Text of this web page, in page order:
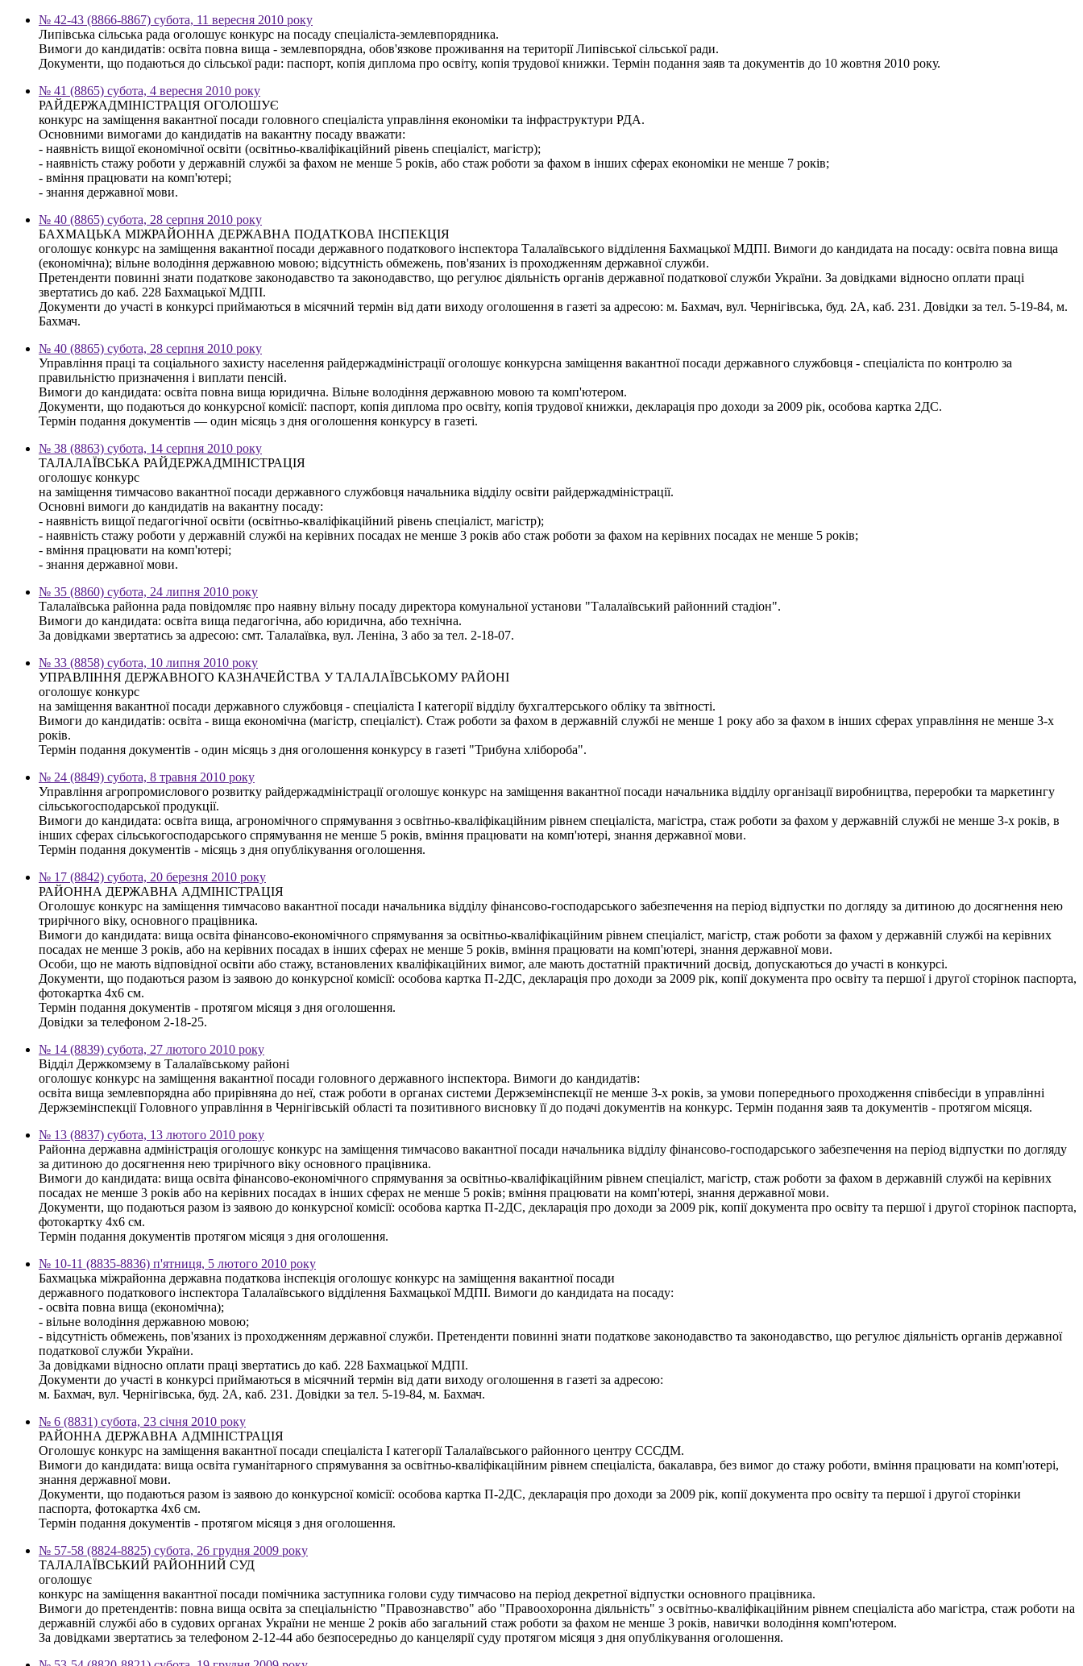
№ 42-43 (8866-8867) субота, 11 вересня 2010 року
Липівська сільська рада оголошує конкурс на посаду спеціаліста-землевпорядника.
Вимоги до кандидатів: освіта повна вища - землевпорядна, обов'язкове проживання на території Липівської сільської ради.
Документи, що подаються до сільської ради: паспорт, копія диплома про освіту, копія трудової книжки. Термін подання заяв та документів до 10 жовтня 2010 року.
№ 41 (8865) субота, 4 вересня 2010 року
РАЙДЕРЖАДМІНІСТРАЦІЯ ОГОЛОШУЄ
конкурс на заміщення вакантної посади головного спеціаліста управління економіки та інфраструктури РДА.
Основними вимогами до кандидатів на вакантну посаду вважати:
- наявність вищої економічної освіти (освітньо-кваліфікаційний рівень спеціаліст, магістр);
- наявність стажу роботи у державній службі за фахом не менше 5 років, або стаж роботи за фахом в інших сферах економіки не менше 7 років;
- вміння працювати на комп'ютері;
- знання державної мови.
№ 40 (8865) субота, 28 серпня 2010 року
БАХМАЦЬКА МІЖРАЙОННА ДЕРЖАВНА ПОДАТКОВА ІНСПЕКЦІЯ
оголошує конкурс на заміщення вакантної посади державного податкового інспектора Талалаївського відділення Бахмацької МДПІ. Вимоги до кандидата на посаду: освіта повна вища
(економічна); вільне володіння державною мовою; відсутність обмежень, пов'язаних із проходженням державної служби.
Претенденти повинні знати податкове законодавство та законодавство, що регулює діяльність органів державної податкової служби України. За довідками відносно оплати праці
звертатись до каб. 228 Бахмацької МДПІ.
Документи до участі в конкурсі приймаються в місячний термін від дати виходу оголошення в газеті за адресою: м. Бахмач, вул. Чернігівська, буд. 2А, каб. 231. Довідки за тел. 5-19-84, м.
Бахмач.
№ 40 (8865) субота, 28 серпня 2010 року
Управління праці та соціального захисту населення райдержадміністрації оголошує конкурсна заміщення вакантної посади державного службовця - спеціаліста по контролю за
правильністю призначення і виплати пенсій.
Вимоги до кандидата: освіта повна вища юридична. Вільне володіння державною мовою та комп'ютером.
Документи, що подаються до конкурсної комісії: паспорт, копія диплома про освіту, копія трудової книжки, декларація про доходи за 2009 рік, особова картка 2ДС.
Термін подання документів — один місяць з дня оголошення конкурсу в газеті.
№ 38 (8863) субота, 14 серпня 2010 року
ТАЛАЛАЇВСЬКА РАЙДЕРЖАДМІНІСТРАЦІЯ
оголошує конкурс
на заміщення тимчасово вакантної посади державного службовця начальника відділу освіти райдержадміністрації.
Основні вимоги до кандидатів на вакантну посаду:
- наявність вищої педагогічної освіти (освітньо-кваліфікаційний рівень спеціаліст, магістр);
- наявність стажу роботи у державній службі на керівних посадах не менше 3 років або стаж роботи за фахом на керівних посадах не менше 5 років;
- вміння працювати на комп'ютері;
- знання державної мови.
№ 35 (8860) субота, 24 липня 2010 року
Талалаївська районна рада повідомляє про наявну вільну посаду директора комунальної установи "Талалаївський районний стадіон".
Вимоги до кандидата: освіта вища педагогічна, або юридична, або технічна.
За довідками звертатись за адресою: смт. Талалаївка, вул. Леніна, 3 або за тел. 2-18-07.
№ 33 (8858) субота, 10 липня 2010 року
УПРАВЛІННЯ ДЕРЖАВНОГО КАЗНАЧЕЙСТВА У ТАЛАЛАЇВСЬКОМУ РАЙОНІ
оголошує конкурс
на заміщення вакантної посади державного службовця - спеціаліста І категорії відділу бухгалтерського обліку та звітності.
Вимоги до кандидатів: освіта - вища економічна (магістр, спеціаліст). Стаж роботи за фахом в державній службі не менше 1 року або за фахом в інших сферах управління не менше 3-х
років.
Термін подання документів - один місяць з дня оголошення конкурсу в газеті "Трибуна хлібороба".
№ 24 (8849) субота, 8 травня 2010 року
Управління агропромислового розвитку райдержадміністрації оголошує конкурс на заміщення вакантної посади начальника відділу організації виробництва, переробки та маркетингу
сільськогосподарської продукції.
Вимоги до кандидата: освіта вища, агрономічного спрямування з освітньо-кваліфікаційним рівнем спеціаліста, магістра, стаж роботи за фахом у державній службі не менше 3-х років, в
інших сферах сільськогосподарського спрямування не менше 5 років, вміння працювати на комп'ютері, знання державної мови.
Термін подання документів - місяць з дня опублікування оголошення.
№ 17 (8842) субота, 20 березня 2010 року
РАЙОННА ДЕРЖАВНА АДМІНІСТРАЦІЯ
Оголошує конкурс на заміщення тимчасово вакантної посади начальника відділу фінансово-господарського забезпечення на період відпустки по догляду за дитиною до досягнення нею
трирічного віку, основного працівника.
Вимоги до кандидата: вища освіта фінансово-економічного спрямування за освітньо-кваліфікаційним рівнем спеціаліст, магістр, стаж роботи за фахом у державній службі на керівних
посадах не менше 3 років, або на керівних посадах в інших сферах не менше 5 років, вміння працювати на комп'ютері, знання державної мови.
Особи, що не мають відповідної освіти або стажу, встановлених кваліфікаційних вимог, але мають достатній практичний досвід, допускаються до участі в конкурсі.
Документи, що подаються разом із заявою до конкурсної комісії: особова картка П-2ДС, декларація про доходи за 2009 рік, копії документа про освіту та першої і другої сторінок паспорта,
фотокартка 4х6 см.
Термін подання документів - протягом місяця з дня оголошення.
Довідки за телефоном 2-18-25.
№ 14 (8839) субота, 27 лютого 2010 року
Відділ Держкомзему в Талалаївському районі
оголошує конкурс на заміщення вакантної посади головного державного інспектора. Вимоги до кандидатів:
освіта вища землевпорядна або прирівняна до неї, стаж роботи в органах системи Держземінспекції не менше 3-х років, за умови попереднього проходження співбесіди в управлінні
Держземінспекції Головного управління в Чернігівській області та позитивного висновку її до подачі документів на конкурс. Термін подання заяв та документів - протягом місяця.
№ 13 (8837) субота, 13 лютого 2010 року
Районна державна адміністрація оголошує конкурс на заміщення тимчасово вакантної посади начальника відділу фінансово-господарського забезпечення на період відпустки по догляду
за дитиною до досягнення нею трирічного віку основного працівника.
Вимоги до кандидата: вища освіта фінансово-економічного спрямування за освітньо-кваліфікаційним рівнем спеціаліст, магістр, стаж роботи за фахом в державній службі на керівних
посадах не менше 3 років або на керівних посадах в інших сферах не менше 5 років; вміння працювати на комп'ютері, знання державної мови.
Документи, що подаються разом із заявою до конкурсної комісії: особова картка П-2ДС, декларація про доходи за 2009 рік, копії документа про освіту та першої і другої сторінок паспорта,
фотокартку 4х6 см.
Термін подання документів протягом місяця з дня оголошення.
№ 10-11 (8835-8836) п'ятниця, 5 лютого 2010 року
Бахмацька міжрайонна державна податкова інспекція оголошує конкурс на заміщення вакантної посади
державного податкового інспектора Талалаївського відділення Бахмацької МДПІ. Вимоги до кандидата на посаду:
- освіта повна вища (економічна);
- вільне володіння державною мовою;
- відсутність обмежень, пов'язаних із проходженням державної служби. Претенденти повинні знати податкове законодавство та законодавство, що регулює діяльність органів державної
податкової служби України.
За довідками відносно оплати праці звертатись до каб. 228 Бахмацької МДПІ.
Документи до участі в конкурсі приймаються в місячний термін від дати виходу оголошення в газеті за адресою:
м. Бахмач, вул. Чернігівська, буд. 2А, каб. 231. Довідки за тел. 5-19-84, м. Бахмач.
№ 6 (8831) субота, 23 січня 2010 року
РАЙОННА ДЕРЖАВНА АДМІНІСТРАЦІЯ
Оголошує конкурс на заміщення вакантної посади спеціаліста І категорії Талалаївського районного центру СССДМ.
Вимоги до кандидата: вища освіта гуманітарного спрямування за освітньо-кваліфікаційним рівнем спеціаліста, бакалавра, без вимог до стажу роботи, вміння працювати на комп'ютері,
знання державної мови.
Документи, що подаються разом із заявою до конкурсної комісії: особова картка П-2ДС, декларація про доходи за 2009 рік, копії документа про освіту та першої і другої сторінки
паспорта, фотокартка 4х6 см.
Термін подання документів - протягом місяця з дня оголошення.
№ 57-58 (8824-8825) субота, 26 грудня 2009 року
ТАЛАЛАЇВСЬКИЙ РАЙОННИЙ СУД
оголошує
конкурс на заміщення вакантної посади помічника заступника голови суду тимчасово на період декретної відпустки основного працівника.
Вимоги до претендентів: повна вища освіта за спеціальністю "Правознавство" або "Правоохоронна діяльність" з освітньо-кваліфікаційним рівнем спеціаліста або магістра, стаж роботи на
державній службі або в судових органах України не менше 2 років або загальний стаж роботи за фахом не менше 3 років, навички володіння комп'ютером.
За довідками звертатись за телефоном 2-12-44 або безпосередньо до канцелярії суду протягом місяця з дня опублікування оголошення.